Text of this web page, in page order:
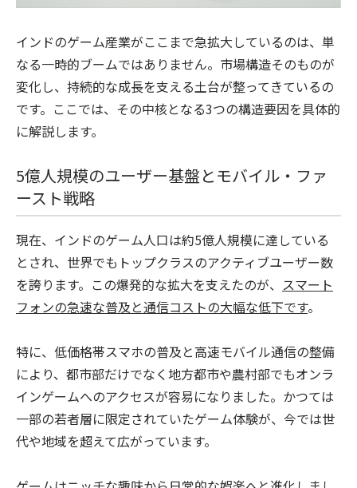
インドのゲーム産業がここまで急拡大しているのは、単
なる一時的ブームではありません。市場構造そのものが
変化し、持続的な成長を支える土台が整ってきているの
です。ここでは、その中核となる3つの構造要因を具体的
に解説します。
5億人規模のユーザー基盤とモバイル・ファ
ースト戦略
現在、インドのゲーム人口は約5億人規模に達している
とされ、世界でもトップクラスのアクティブユーザー数
を誇ります。この爆発的な拡大を支えたのが、 スマート
フォンの急速な普及と通信コストの大幅な低下です。
特に、低価格帯スマホの普及と高速モバイル通信の整備
により、都市部だけでなく地方都市や農村部でもオンラ
インゲームへのアクセスが容易になりました。かつては
一部の若者層に限定されていたゲーム体験が、今では世
代や地域を超えて広がっています。